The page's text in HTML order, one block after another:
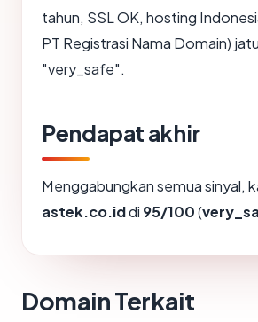
tahun, SSL OK, hosting
PT Registrasi Nama Domain)
"very_safe".
Pendapat akhir
Menggabungkan semua sinyal,
astek.co.iddi 95/100(
Domain Terkait